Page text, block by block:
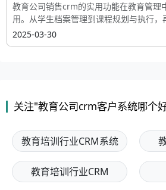
教育公司销售crm的实用功能在教育管理
用。从学生档案管理到课程规划与执行，
2025-03-30
关注"教育公司crm客户系统哪个
教育培训行业CRM系统
教育培训行业CRM